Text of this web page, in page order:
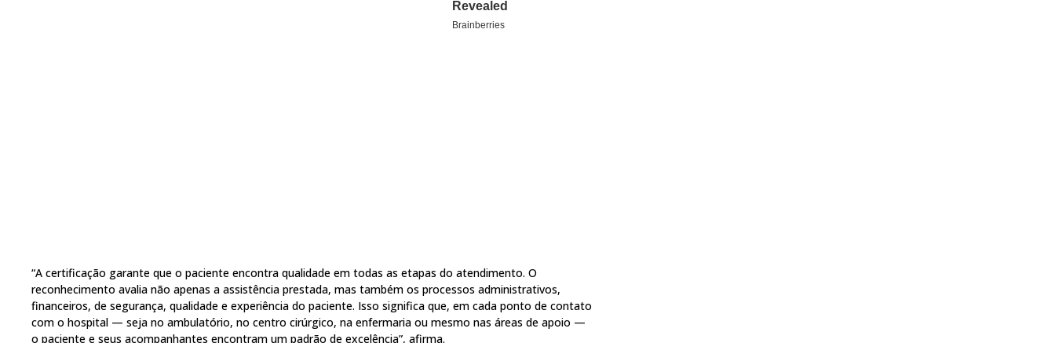
“A certificação garante que o paciente encontra qualidade em todas as etapas do atendimento. O
reconhecimento avalia não apenas a assistência prestada, mas também os processos administrativos,
financeiros, de segurança, qualidade e experiência do paciente. Isso significa que, em cada ponto de contato
com o hospital — seja no ambulatório, no centro cirúrgico, na enfermaria ou mesmo nas áreas de apoio —
o paciente e seus acompanhantes encontram um padrão de excelência”, afirma.